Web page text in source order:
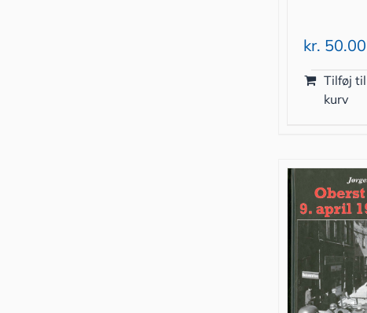
kr. 50.00
Tilføj til
kurv